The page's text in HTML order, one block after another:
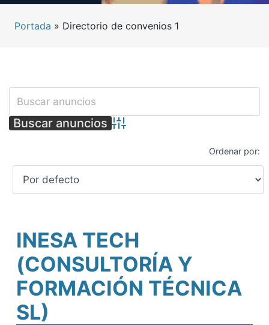
Portada » Directorio de convenios 1
Búsqueda avanzada
Ordenar por:
INESA TECH
(CONSULTORÍA Y
FORMACIÓN TÉCNICA
SL)